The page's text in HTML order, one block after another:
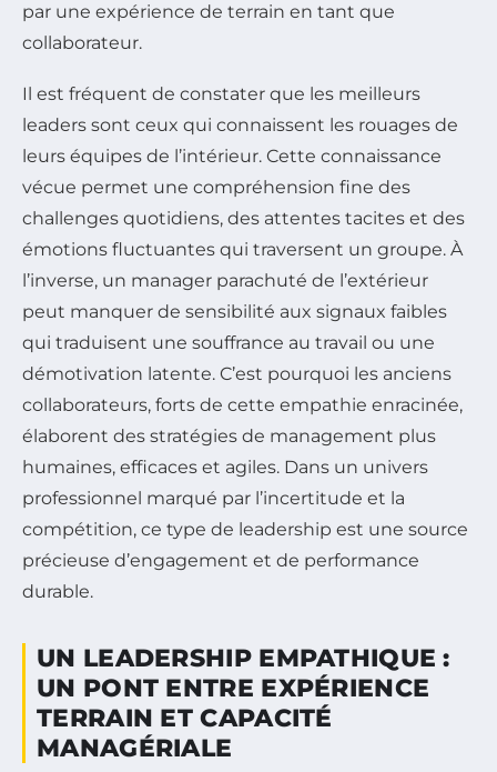
par une expérience de terrain en tant que
collaborateur.
Il est fréquent de constater que les meilleurs
leaders sont ceux qui connaissent les rouages de
leurs équipes de l’intérieur. Cette connaissance
vécue permet une compréhension fine des
challenges quotidiens, des attentes tacites et des
émotions fluctuantes qui traversent un groupe. À
l’inverse, un manager parachuté de l’extérieur
peut manquer de sensibilité aux signaux faibles
qui traduisent une souffrance au travail ou une
démotivation latente. C’est pourquoi les anciens
collaborateurs, forts de cette empathie enracinée,
élaborent des stratégies de management plus
humaines, efficaces et agiles. Dans un univers
professionnel marqué par l’incertitude et la
compétition, ce type de leadership est une source
précieuse d’engagement et de performance
durable.
UN LEADERSHIP EMPATHIQUE :
UN PONT ENTRE EXPÉRIENCE
TERRAIN ET CAPACITÉ
MANAGÉRIALE